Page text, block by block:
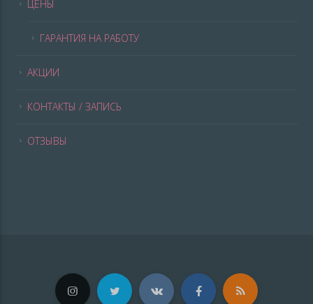
ЦЕНЫ
ГАРАНТИЯ НА РАБОТУ
АКЦИИ
КОНТАКТЫ / ЗАПИСЬ
ОТЗЫВЫ